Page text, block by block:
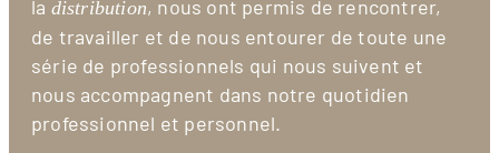
la distribution, nous ont permis de rencontrer,
de travailler et de nous entourer de toute une
série de professionnels qui nous suivent et
nous accompagnent dans notre quotidien
professionnel et personnel.